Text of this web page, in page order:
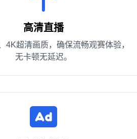
高清直播
4K超清画质，确保流畅观赛体验，
无卡顿无延迟。